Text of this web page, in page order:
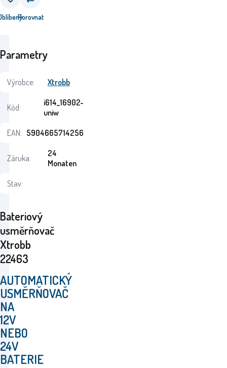
Porovnat
Bateriový
usměrňovač
Xtrobb
22463
AUTOMATICKÝ
USMĚRŇOVAČ
NA
12V
NEBO
24V
BATERIE
Parametry
Výrobce: Xtrobb
Kód:
i614_16902-
uniw
EAN: 5904665714256
Záruka:
24
Monaten
Stav: